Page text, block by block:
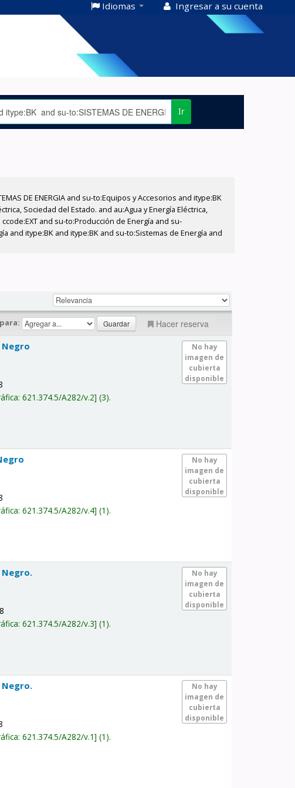
Idiomas Ingresar a su cuenta
Ir
DE ENERGIA and su-to:Equipos y Accesorios and itype:BK
Sociedad del Estado. and au:Agua y Energía Eléctrica,
and su-to:Producción de Energía and su-
and itype:BK and itype:BK and su-to:Sistemas de Energía and
Hacer reserva
No hay
imagen de
cubierta
disponible
Negro
621.374.5/A282/v.2 (3).
No hay
imagen de
cubierta
disponible
621.374.5/A282/v.4 (1).
No hay
imagen de
cubierta
disponible
Negro.
621.374.5/A282/v.3 (1).
No hay
imagen de
cubierta
disponible
Negro.
621.374.5/A282/v.1 (1).